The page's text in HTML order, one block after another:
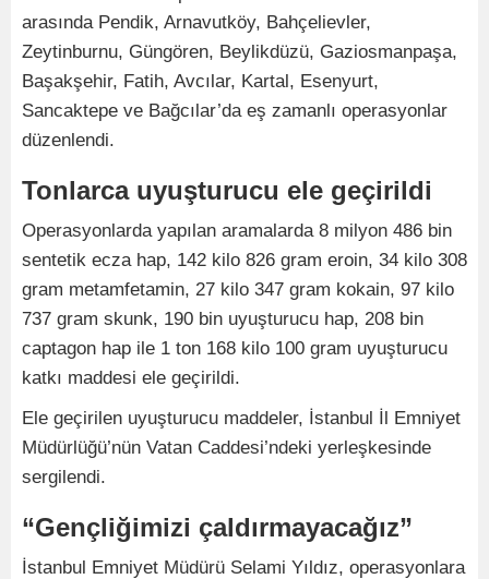
arasında Pendik, Arnavutköy, Bahçelievler,
Zeytinburnu, Güngören, Beylikdüzü, Gaziosmanpaşa,
Başakşehir, Fatih, Avcılar, Kartal, Esenyurt,
Sancaktepe ve Bağcılar’da eş zamanlı operasyonlar
düzenlendi.
Tonlarca uyuşturucu ele geçirildi
Operasyonlarda yapılan aramalarda 8 milyon 486 bin
sentetik ecza hap, 142 kilo 826 gram eroin, 34 kilo 308
gram metamfetamin, 27 kilo 347 gram kokain, 97 kilo
737 gram skunk, 190 bin uyuşturucu hap, 208 bin
captagon hap ile 1 ton 168 kilo 100 gram uyuşturucu
katkı maddesi ele geçirildi.
Ele geçirilen uyuşturucu maddeler, İstanbul İl Emniyet
Müdürlüğü’nün Vatan Caddesi’ndeki yerleşkesinde
sergilendi.
“Gençliğimizi çaldırmayacağız”
İstanbul Emniyet Müdürü Selami Yıldız, operasyonlara